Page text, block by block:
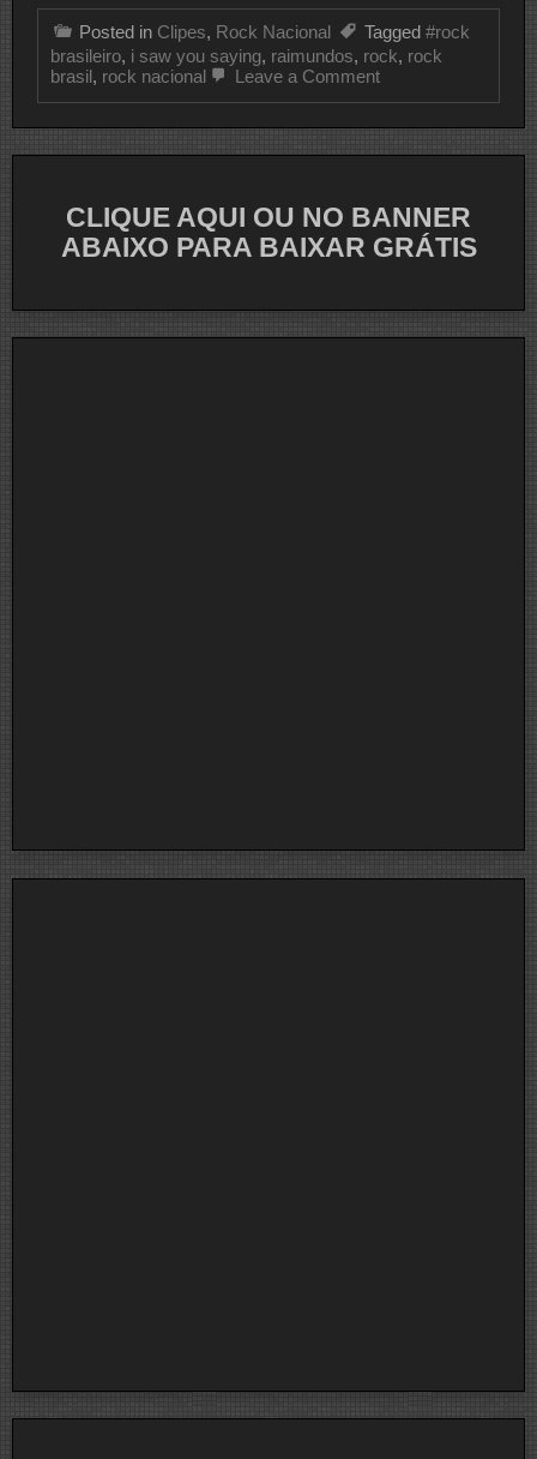
Posted in Clipes, Rock Nacional Tagged #rock
brasileiro, i saw you saying, raimundos, rock, rock
brasil, rock nacional Leave a Commenton
CLIQUE AQUI OU NO BANNER
ABAIXO PARA BAIXAR GRÁTIS